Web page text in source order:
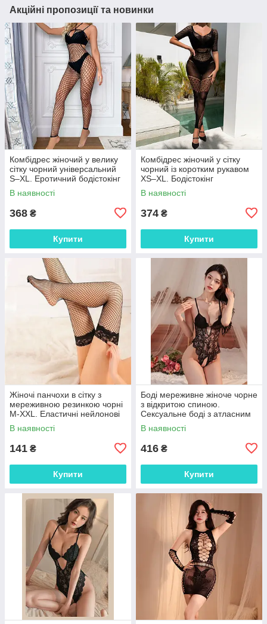
Акційні пропозиції та новинки
Комбідрес жіночий у велику
сітку чорний універсальний
S–XL. Еротичний бодістокінг
із відкритим декольте
В наявності
368 ₴
Купити
Комбідрес жіночий у сітку
чорний із коротким рукавом
XS–XL. Бодістокінг
еластичний безшовний із
геометричним візерунком
В наявності
374 ₴
Купити
Жіночі панчохи в сітку з
мереживною резинкою чорні
M-XXL. Еластичні нейлонові
панчохи для пояса
В наявності
141 ₴
Купити
Боді мереживне жіноче чорне
з відкритою спиною.
Сексуальне боді з атласним
бантом XS–XL
В наявності
416 ₴
Купити